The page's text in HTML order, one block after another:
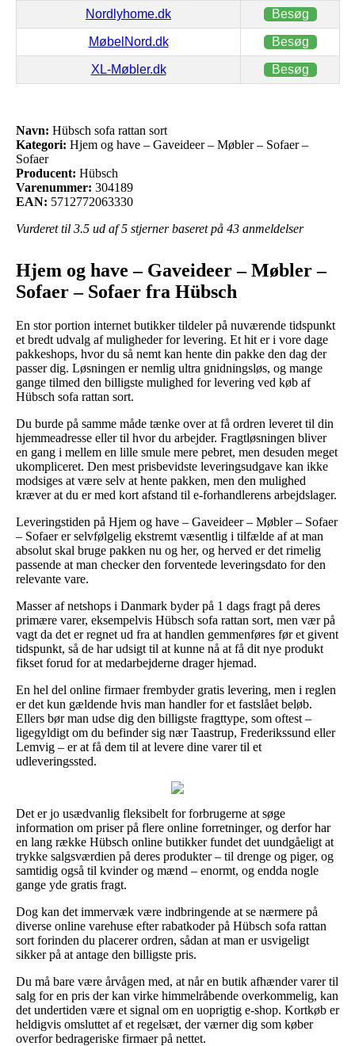
Nordlyhome.dk Besøg
MøbelNord.dk Besøg
XL-Møbler.dk Besøg
Navn: Hübsch sofa rattan sort
Kategori: Hjem og have – Gaveideer – Møbler – Sofaer –
Sofaer
Producent: Hübsch
Varenummer: 304189
EAN: 5712772063330
Vurderet til 3.5 ud af 5 stjerner baseret på 43 anmeldelser
Hjem og have – Gaveideer – Møbler –
Sofaer – Sofaer fra Hübsch
En stor portion internet butikker tildeler på nuværende tidspunkt
et bredt udvalg af muligheder for levering. Et hit er i vore dage
pakkeshops, hvor du så nemt kan hente din pakke den dag der
passer dig. Løsningen er nemlig ultra gnidningsløs, og mange
gange tilmed den billigste mulighed for levering ved køb af
Hübsch sofa rattan sort.
Du burde på samme måde tænke over at få ordren leveret til din
hjemmeadresse eller til hvor du arbejder. Fragtløsningen bliver
en gang i mellem en lille smule mere pebret, men desuden meget
ukompliceret. Den mest prisbevidste leveringsudgave kan ikke
modsiges at være selv at hente pakken, men den mulighed
kræver at du er med kort afstand til e-forhandlerens arbejdslager.
Leveringstiden på Hjem og have – Gaveideer – Møbler – Sofaer
– Sofaer er selvfølgelig ekstremt væsentlig i tilfælde af at man
absolut skal bruge pakken nu og her, og herved er det rimelig
passende at man checker den forventede leveringsdato for den
relevante vare.
Masser af netshops i Danmark byder på 1 dags fragt på deres
primære varer, eksempelvis Hübsch sofa rattan sort, men vær på
vagt da det er regnet ud fra at handlen gemmenføres før et givent
tidspunkt, så de har udsigt til at kunne nå at få dit nye produkt
fikset forud for at medarbejderne drager hjemad.
En hel del online firmaer frembyder gratis levering, men i reglen
er det kun gældende hvis man handler for et fastslået beløb.
Ellers bør man udse dig den billigste fragttype, som oftest –
ligegyldigt om du befinder sig nær Taastrup, Frederikssund eller
Lemvig – er at få dem til at levere dine varer til et
udleveringssted.
Det er jo usædvanlig fleksibelt for forbrugerne at søge
information om priser på flere online forretninger, og derfor har
en lang række Hübsch online butikker fundet det uundgåeligt at
trykke salgsværdien på deres produkter – til drenge og piger, og
samtidig også til kvinder og mænd – enormt, og endda nogle
gange yde gratis fragt.
Dog kan det immervæk være indbringende at se nærmere på
diverse online varehuse efter rabatkoder på Hübsch sofa rattan
sort forinden du placerer ordren, sådan at man er usvigeligt
sikker på at antage den billigste pris.
Du må bare være årvågen med, at når en butik afhænder varer til
salg for en pris der kan virke himmelråbende overkommelig, kan
det undertiden være et signal om en uoprigtig e-shop. Kortkøb er
heldigvis omsluttet af et regelsæt, der værner dig som køber
overfor bedrageriske firmaer på nettet.